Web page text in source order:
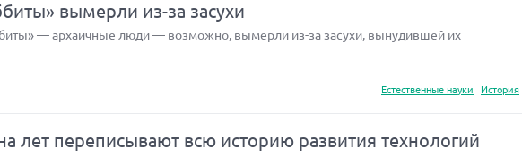
вымерли из-за засухи
— архаичные люди — возможно, вымерли из-за засухи, вынудившей их
Естественные науки
История
лет переписывают всю историю развития технологий